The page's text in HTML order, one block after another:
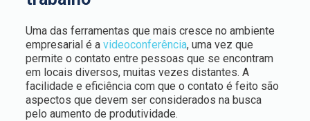
Uma das ferramentas que mais cresce no ambiente
empresarial é a videoconferência, uma vez que
permite o contato entre pessoas que se encontram
em locais diversos, muitas vezes distantes. A
facilidade e eficiência com que o contato é feito são
aspectos que devem ser considerados na busca
pelo aumento de produtividade.